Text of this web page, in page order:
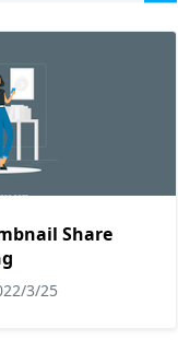
Share
3/25